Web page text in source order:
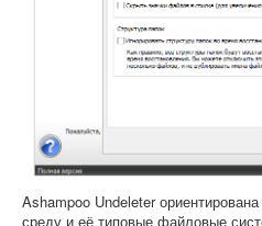
Ashampoo Undeleter
среду и её типовые файловые